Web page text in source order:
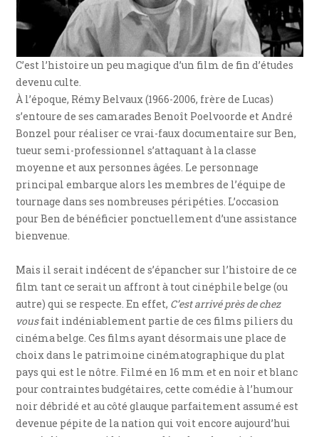
C’est l’histoire un peu magique d’un film de fin d’études
devenu culte.
À l’époque, Rémy Belvaux (1966-2006, frère de Lucas)
s’entoure de ses camarades Benoît Poelvoorde et André
Bonzel pour réaliser ce vrai-faux documentaire sur Ben,
tueur semi-professionnel s’attaquant à la classe
moyenne et aux personnes âgées. Le personnage
principal embarque alors les membres de l’équipe de
tournage dans ses nombreuses péripéties. L’occasion
pour Ben de bénéficier ponctuellement d’une assistance
bienvenue.
Mais il serait indécent de s’épancher sur l’histoire de ce
film tant ce serait un affront à tout cinéphile belge (ou
autre) qui se respecte. En effet, C’est arrivé près de chez
vousfait indéniablement partie de ces films piliers du
cinéma belge. Ces films ayant désormais une place de
choix dans le patrimoine cinématographique du plat
pays qui est le nôtre. Filmé en 16 mm et en noir et blanc
pour contraintes budgétaires, cette comédie à l’humour
noir débridé et au côté glauque parfaitement assumé est
devenue pépite de la nation qui voit encore aujourd’hui